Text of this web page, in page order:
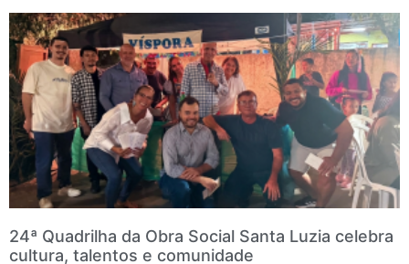
24ª Quadrilha da Obra Social Santa Luzia celebra
cultura, talentos e comunidade